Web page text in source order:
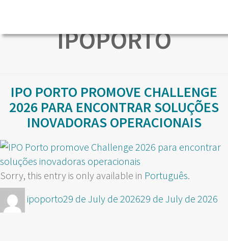
IPOPORTO
IPO PORTO PROMOVE CHALLENGE
2026 PARA ENCONTRAR SOLUÇÕES
INOVADORAS OPERACIONAIS
Sorry, this entry is only available in Português.
Author
ipoportoPosted
29 de July de 202629 de July de 2026